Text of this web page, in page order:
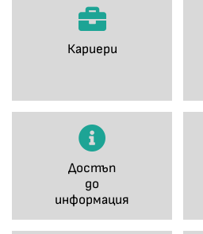
Кариери
Достъп
до
информация